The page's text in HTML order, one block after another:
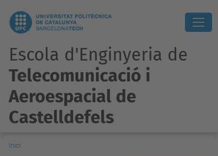
Escola d'Enginyeria de
Telecomunicació i
Aeroespacial de
Castelldefels
Inici